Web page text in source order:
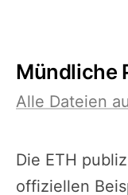
Mündliche
Alle Dateien
Die ETH
offiziellen